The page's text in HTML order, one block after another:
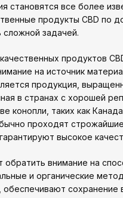
становятся все более
продукты CBD по
задачей.
продуктов
на источник
продукция,
в странах с хорошей
конопли, таких как
проходят
высокое
обратить внимание на
и органические
обеспечивают сохранение